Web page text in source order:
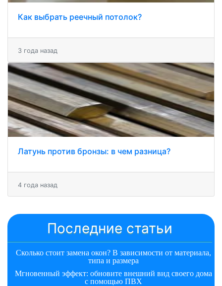
Как выбрать реечный потолок?
3 года назад
Латунь против бронзы: в чем разница?
4 года назад
Последние статьи
Сколько стоит замена окон? В зависимости от материала,
типа и размера
Мгновенный эффект: обновите внешний вид своего дома
с помощью ПВХ